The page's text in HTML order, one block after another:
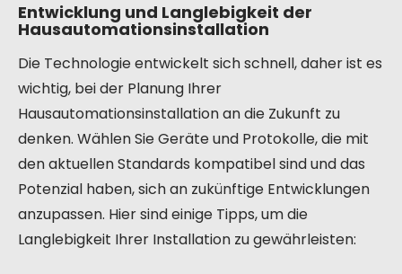
Entwicklung und Langlebigkeit der
Hausautomationsinstallation
Die Technologie entwickelt sich schnell, daher ist es
wichtig, bei der Planung Ihrer
Hausautomationsinstallation an die Zukunft zu
denken. Wählen Sie Geräte und Protokolle, die mit
den aktuellen Standards kompatibel sind und das
Potenzial haben, sich an zukünftige Entwicklungen
anzupassen. Hier sind einige Tipps, um die
Langlebigkeit Ihrer Installation zu gewährleisten: